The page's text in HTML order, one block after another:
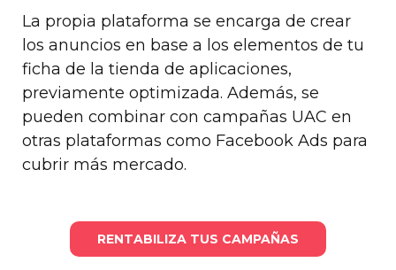
La propia plataforma se encarga de crear
los anuncios en base a los elementos de tu
ficha de la tienda de aplicaciones,
previamente optimizada. Además, se
pueden combinar con campañas UAC en
otras plataformas como Facebook Ads para
cubrir más mercado.
RENTABILIZA TUS CAMPAÑAS